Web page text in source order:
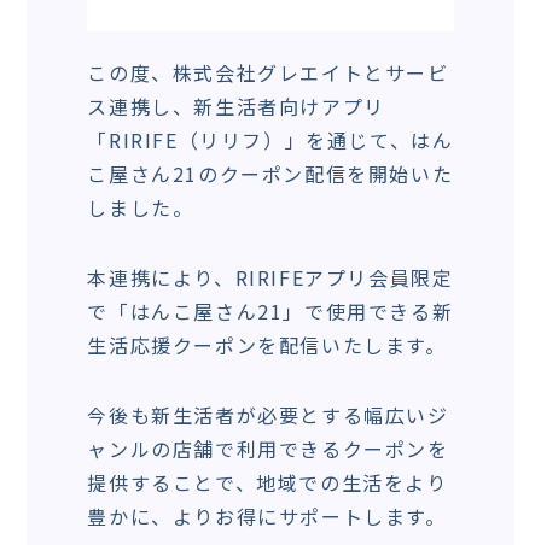
この度、株式会社グレエイトとサービ
ス連携し、新生活者向けアプリ
「RIRIFE（リリフ）」を通じて、はん
こ屋さん21のクーポン配信を開始いた
しました。
本連携により、RIRIFEアプリ会員限定
で「はんこ屋さん21」で使用できる新
生活応援クーポンを配信いたします。
今後も新生活者が必要とする幅広いジ
ャンルの店舗で利用できるクーポンを
提供することで、地域での生活をより
豊かに、よりお得にサポートします。